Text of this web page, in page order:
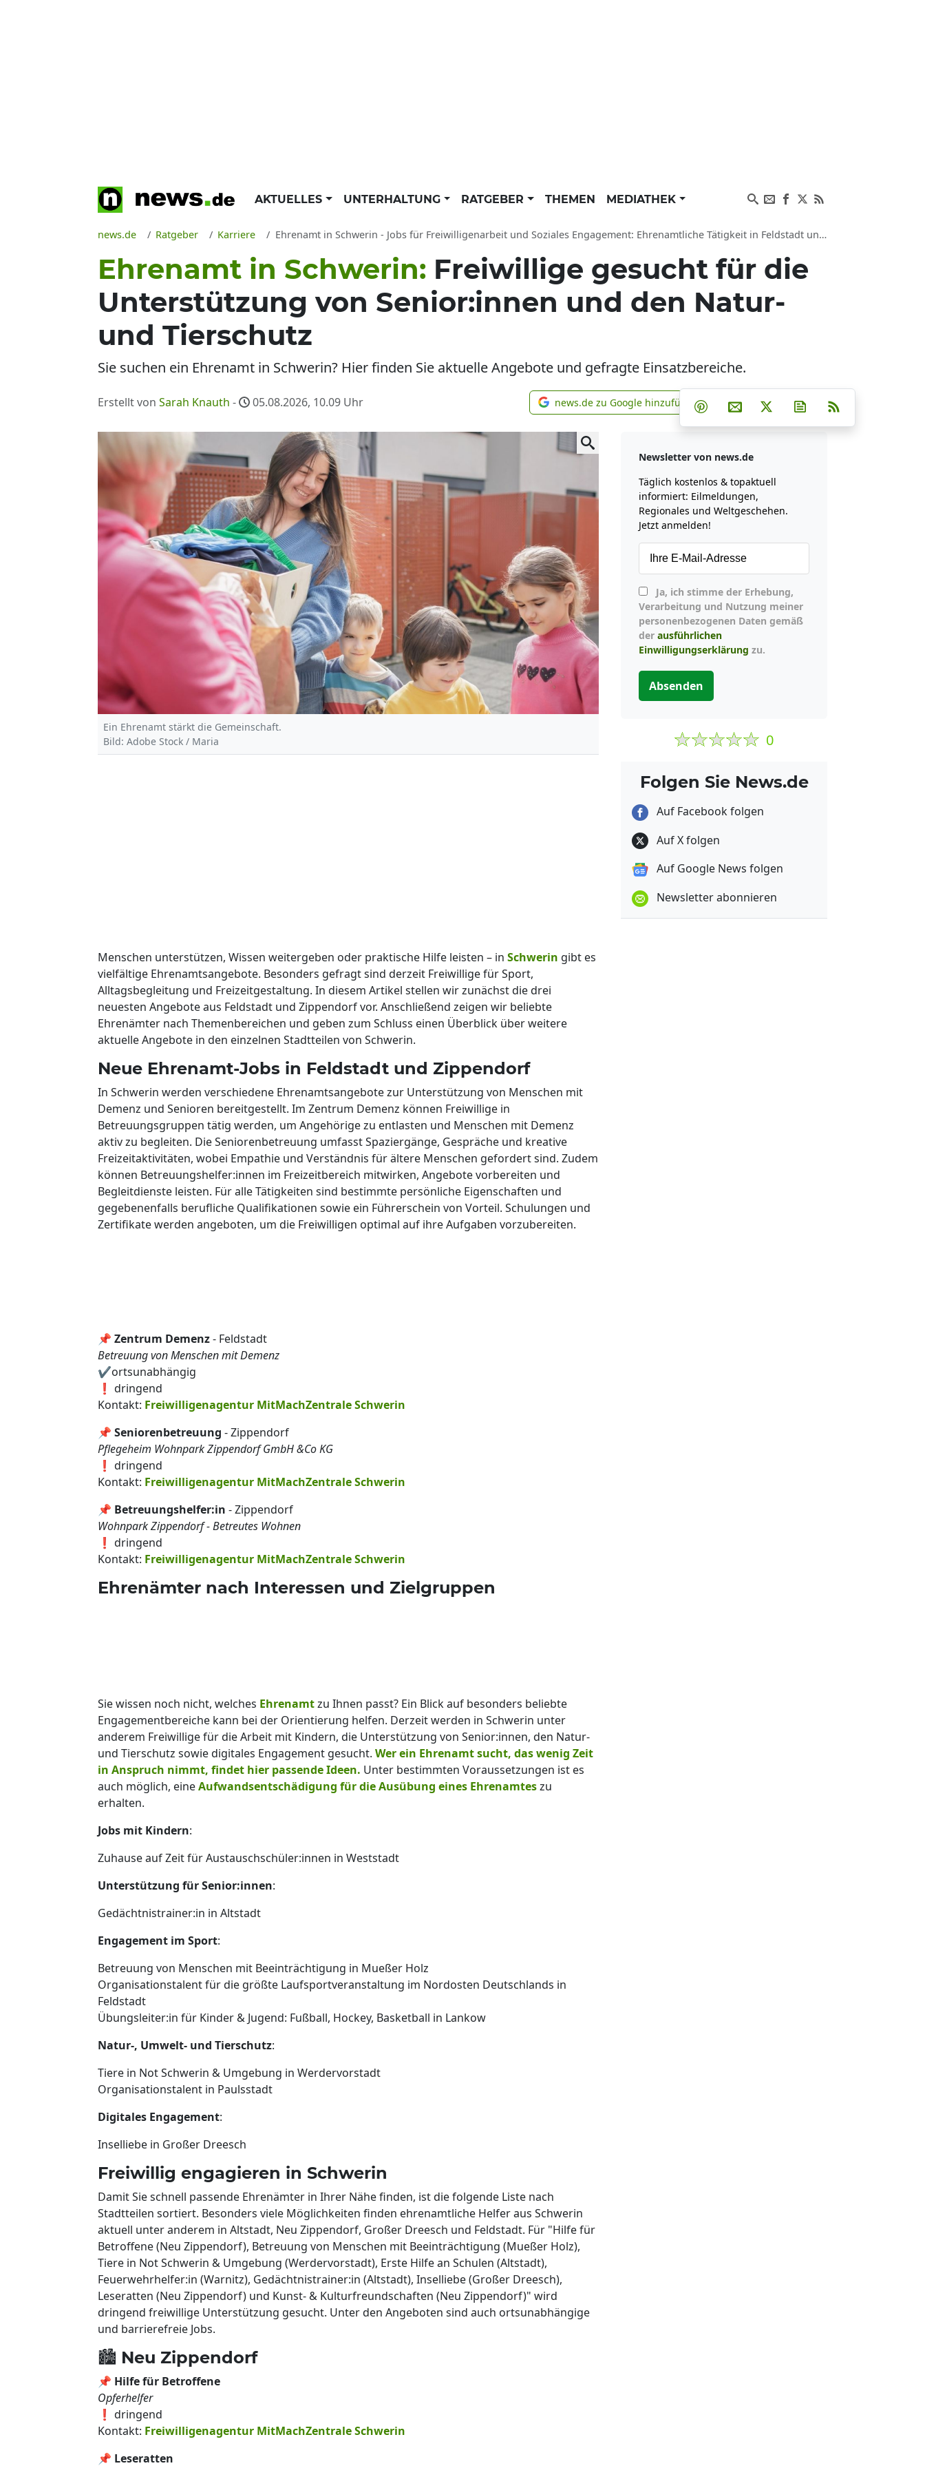
AKTUELLES UNTERHALTUNG RATGEBER THEMEN MEDIATHEK
news.de Ratgeber Karriere Ehrenamt in Schwerin - Jobs für Freiwilligenarbeit und Soziales Engagement: Ehrenamtliche Tätigkeit in Feldstadt und Zippendorf für Sport, Alltagsbegleitung und Freizeitgestaltung gesucht
Ehrenamt in Schwerin: Freiwillige gesucht für die
Unterstützung von Senior:innen und den Natur-
und Tierschutz
Sie suchen ein Ehrenamt in Schwerin? Hier finden Sie aktuelle Angebote und gefragte Einsatzbereiche.
Erstellt von Sarah Knauth - 05.08.2026, 10.09 Uhr news.de zu Google hinzufügen
news.de zu Google hinzufügen Teilen auf Facebook
Teilen auf Whatsapp
Teilen auf Telegram
Teilen auf Pinterest
Per E-Mail teilen
Post auf XNewsletter
Ein Ehrenamt stärkt die Gemeinschaft.
Bild: Adobe Stock / Maria
Menschen unterstützen, Wissen weitergeben oder praktische Hilfe leisten – in Schwerin gibt es
vielfältige Ehrenamtsangebote. Besonders gefragt sind derzeit Freiwillige für Sport,
Alltagsbegleitung und Freizeitgestaltung. In diesem Artikel stellen wir zunächst die drei
neuesten Angebote aus Feldstadt und Zippendorf vor. Anschließend zeigen wir beliebte
Ehrenämter nach Themenbereichen und geben zum Schluss einen Überblick über weitere
aktuelle Angebote in den einzelnen Stadtteilen von Schwerin.
Neue Ehrenamt-Jobs in Feldstadt und Zippendorf
In Schwerin werden verschiedene Ehrenamtsangebote zur Unterstützung von Menschen mit
Demenz und Senioren bereitgestellt. Im Zentrum Demenz können Freiwillige in
Betreuungsgruppen tätig werden, um Angehörige zu entlasten und Menschen mit Demenz
aktiv zu begleiten. Die Seniorenbetreuung umfasst Spaziergänge, Gespräche und kreative
Freizeitaktivitäten, wobei Empathie und Verständnis für ältere Menschen gefordert sind. Zudem
können Betreuungshelfer:innen im Freizeitbereich mitwirken, Angebote vorbereiten und
Begleitdienste leisten. Für alle Tätigkeiten sind bestimmte persönliche Eigenschaften und
gegebenenfalls berufliche Qualifikationen sowie ein Führerschein von Vorteil. Schulungen und
Zertifikate werden angeboten, um die Freiwilligen optimal auf ihre Aufgaben vorzubereiten.
📌 Zentrum Demenz- Feldstadt
Betreuung von Menschen mit Demenz
✔️ortsunabhängig
❗ dringend
Kontakt: Freiwilligenagentur MitMachZentrale Schwerin
📌 Seniorenbetreuung - Zippendorf
Pflegeheim Wohnpark Zippendorf GmbH &Co KG
❗ dringend
Kontakt: Freiwilligenagentur MitMachZentrale Schwerin
📌 Betreuungshelfer:in - Zippendorf
Wohnpark Zippendorf - Betreutes Wohnen
❗ dringend
Kontakt: Freiwilligenagentur MitMachZentrale Schwerin
Ehrenämter nach Interessen und Zielgruppen
Sie wissen noch nicht, welches Ehrenamtzu Ihnen passt? Ein Blick auf besonders beliebte
Engagementbereiche kann bei der Orientierung helfen. Derzeit werden in Schwerin unter
anderem Freiwillige für die Arbeit mit Kindern, die Unterstützung von Senior:innen, den Natur-
und Tierschutz sowie digitales Engagement gesucht. Wer ein Ehrenamt sucht, das wenig Zeit
in Anspruch nimmt, findet hier passende Ideen. Unter bestimmten Voraussetzungen ist es
auch möglich, eineAufwandsentschädigung für die Ausübung eines Ehrenamteszu
erhalten.
Jobs mit Kindern:
Zuhause auf Zeit für Austauschschüler:innen in Weststadt
Unterstützung für Senior:innen:
Gedächtnistrainer:in in Altstadt
Engagement im Sport:
Betreuung von Menschen mit Beeinträchtigung in Mueßer Holz
Organisationstalent für die größte Laufsportveranstaltung im Nordosten Deutschlands in
Feldstadt
Übungsleiter:in für Kinder & Jugend: Fußball, Hockey, Basketball in Lankow
Natur-, Umwelt- und Tierschutz:
Tiere in Not Schwerin & Umgebung in Werdervorstadt
Organisationstalent in Paulsstadt
Digitales Engagement:
Inselliebe in Großer Dreesch
Freiwillig engagieren in Schwerin
Damit Sie schnell passende Ehrenämter in Ihrer Nähe finden, ist die folgende Liste nach
Stadtteilen sortiert. Besonders viele Möglichkeiten finden ehrenamtliche Helfer aus Schwerin
aktuell unter anderem in Altstadt, Neu Zippendorf, Großer Dreesch und Feldstadt. Für "Hilfe für
Betroffene (Neu Zippendorf), Betreuung von Menschen mit Beeinträchtigung (Mueßer Holz),
Tiere in Not Schwerin & Umgebung (Werdervorstadt), Erste Hilfe an Schulen (Altstadt),
Feuerwehrhelfer:in (Warnitz), Gedächtnistrainer:in (Altstadt), Inselliebe (Großer Dreesch),
Leseratten (Neu Zippendorf) und Kunst- & Kulturfreundschaften (Neu Zippendorf)" wird
dringend freiwillige Unterstützung gesucht. Unter den Angeboten sind auch ortsunabhängige
und barrierefreie Jobs.
🏙️ Neu Zippendorf
📌 Hilfe für Betroffene
Opferhelfer
❗ dringend
Kontakt: Freiwilligenagentur MitMachZentrale Schwerin
📌 Leseratten
Newsletter von news.de
Täglich kostenlos & topaktuell
informiert: Eilmeldungen,
Regionales und Weltgeschehen.
Jetzt anmelden!
Verarbeitung und Nutzung meiner
personenbezogenen Daten gemäß
der ausführlichen
Einwilligungserklärung zu.
Absenden
0
Folgen Sie News.de
Auf Facebook folgen
Auf X folgen
Auf Google News folgen
Newsletter abonnieren